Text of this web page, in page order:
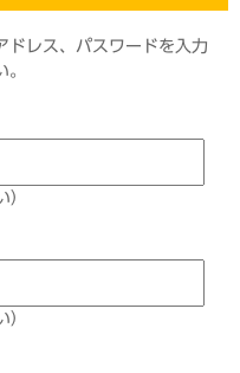
ドレス、パスワードを入力
）
）